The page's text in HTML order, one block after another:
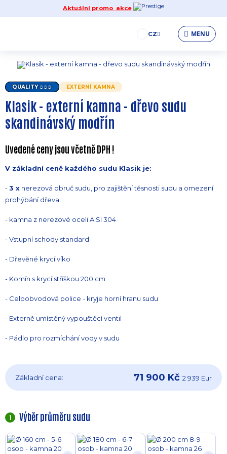
Aktuální promo akce
CZ MENU
QUALITY EXTERNÍ KAMNA
Klasik - externí kamna - dřevo sudu
skandinávský modřín
Uvedené ceny jsou včetně DPH !
V základní ceně každého sudu Klasik je:
-3 x nerezová obruč sudu, pro zajištění těsnosti sudu a omezení
prohýbání dřeva.
- kamna z nerezové oceli AISI 304
- Vstupní schody standard
- Dřevěné krycí víko
- Komín s krycí stříškou 200 cm
- Celoobvodová police - kryje horní hranu sudu
- Externě umístěný vypouštěcí ventil
- Pádlo pro rozmíchání vody v sudu
Základní cena: 71 900 Kč 2 939 Eur
1 Výběr průměru sudu